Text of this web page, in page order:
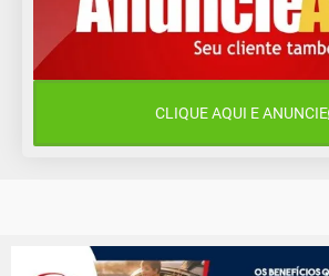
Terça-Feira
CLIQUE AQUI E ANUNCIE